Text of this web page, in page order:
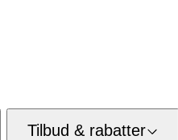
Tilbud & rabatter